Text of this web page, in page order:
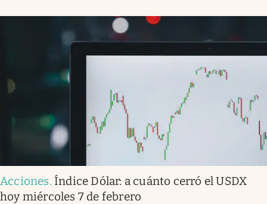
Acciones. Índice Dólar: a cuánto cerró el USDX
hoy miércoles 7 de febrero